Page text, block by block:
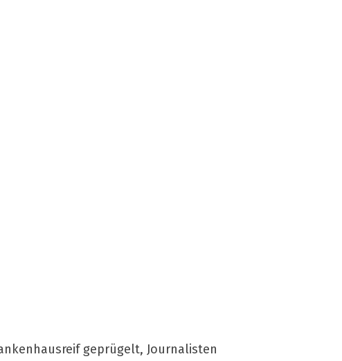
geprügelt, Journalisten